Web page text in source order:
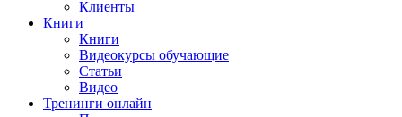
Клиенты
Книги
Книги
Видеокурсы обучающие
Статьи
Видео
Тренинги онлайн